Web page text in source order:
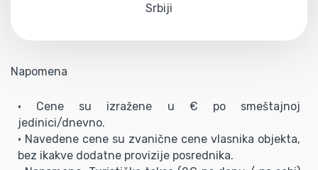
Srbiji
Napomena
• Cene su izražene u € po smeštajnoj
jedinici/dnevno.
• Navedene cene su zvanične cene vlasnika objekta,
bez ikakve dodatne provizije posrednika.